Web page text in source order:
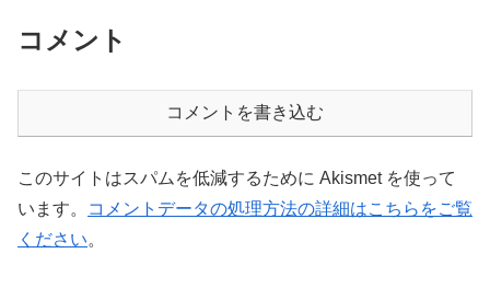
コメント
コメントを書き込む
このサイトはスパムを低減するために Akismet を使って
います。
コメントデータの処理方法の詳細はこちらをご覧
ください。